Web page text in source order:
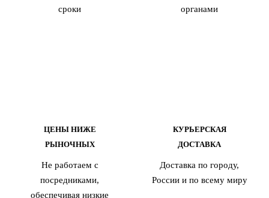
сроки
органами
ЦЕНЫ НИЖЕ
РЫНОЧНЫХ
Не работаем с
посредниками,
обеспечивая низкие
КУРЬЕРСКАЯ
ДОСТАВКА
Доставка по городу,
России и по всему миру